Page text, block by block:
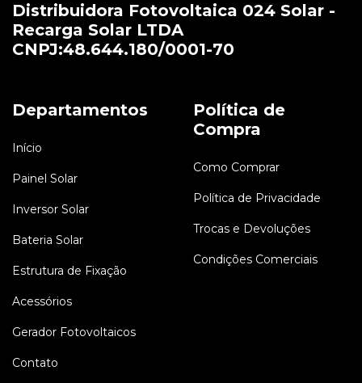
Distribuidora Fotovoltaica 024 Solar -
Recarga Solar LTDA
CNPJ:48.644.180/0001-70
Departamentos
Início
Painel Solar
Inversor Solar
Bateria Solar
Estrutura de Fixação
Acessórios
Gerador Fotovoltaicos
Contato
Política de
Compra
Como Comprar
Política de Privacidade
Trocas e Devoluções
Condições Comerciais